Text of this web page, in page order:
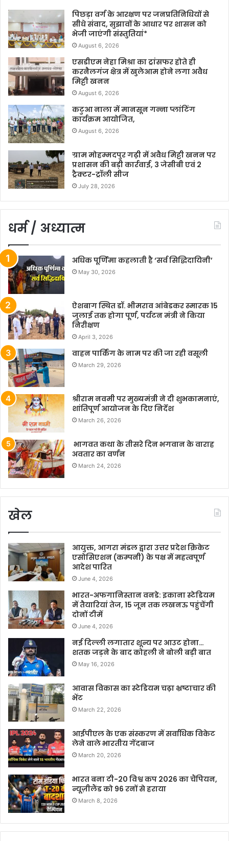
पिछड़ा वर्ग के आरक्षण पर जनप्रतिनिधियों से
सीधे संवाद, सुझावों के आधार पर शासन को
भेजी जाएंगी संस्तुतियां*
August 6, 2026
एसडीएम नेहा मिश्रा का ट्रांसफर होते ही
करनैलगंज क्षेत्र में खुलेआम होने लगा अवैध
मिट्टी खनन
August 6, 2026
कटुआ नाला में मानसून गन्ना प्लांटिंग
कार्यक्रम आयोजित,
August 6, 2026
ग्राम मोहम्मदपुर गढ़ी में अवैध मिट्टी खनन पर
प्रशासन की बड़ी कार्रवाई, 3 जेसीबी एवं 2
ट्रैक्टर-ट्रॉली सीज
July 28, 2026
धर्म / अध्यात्म
अधिक पूर्णिमा कहलाती है ‘सर्व सिद्धिदायिनी’
May 30, 2026
ऐशबाग स्थित डॉ. भीमराव आंबेडकर स्मारक 15
जुलाई तक होगा पूर्ण, पर्यटन मंत्री ने किया
निरीक्षण
April 3, 2026
वाहन पार्किंग के नाम पर की जा रही वसूली
March 29, 2026
श्रीराम नवमी पर मुख्यमंत्री ने दी शुभकामनाएं,
शांतिपूर्ण आयोजन के दिए निर्देश
March 26, 2026
भागवत कथा के तीसरे दिन भगवान के वाराह
अवतार का वर्णन
March 24, 2026
खेल
आयुक्त, आगरा मंडल द्वारा उत्तर प्रदेश क्रिकेट
एसोसिएशन (कम्पनी) के पक्ष में महत्वपूर्ण
आदेश पारित
June 4, 2026
भारत-अफगानिस्तान वनडे: इकाना स्टेडियम
में तैयारियां तेज, 15 जून तक लखनऊ पहुंचेंगी
दोनों टीमें
June 4, 2026
नई दिल्ली लगातार शून्य पर आउट होना…
शतक जड़ने के बाद कोहली ने बोली बड़ी बात
May 16, 2026
आवास विकास का स्टेडियम चढ़ा भ्रष्टाचार की
भेंट
March 22, 2026
आईपीएल के एक संस्करण में सर्वाधिक विकेट
लेने वाले भारतीय गेंदबाज
March 20, 2026
भारत बना टी-20 विश्व कप 2026 का चैंपियन,
न्यूज़ीलैंड को 96 रनों से हराया
March 8, 2026